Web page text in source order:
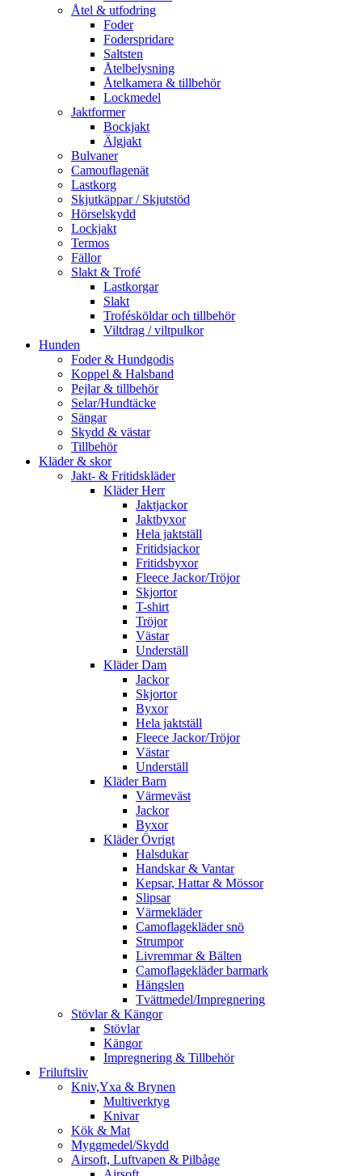
Åtel & utfodring
Foder
Foderspridare
Saltsten
Åtelbelysning
Åtelkamera & tillbehör
Lockmedel
Jaktformer
Bockjakt
Älgjakt
Bulvaner
Camouflagenät
Lastkorg
Skjutkäppar / Skjutstöd
Hörselskydd
Lockjakt
Termos
Fällor
Slakt & Trofé
Lastkorgar
Slakt
Trofésköldar och tillbehör
Viltdrag / viltpulkor
Hunden
Foder & Hundgodis
Koppel & Halsband
Pejlar & tillbehör
Selar/Hundtäcke
Sängar
Skydd & västar
Tillbehör
Kläder & skor
Jakt- & Fritidskläder
Kläder Herr
Jaktjackor
Jaktbyxor
Hela jaktställ
Fritidsjackor
Fritidsbyxor
Fleece Jackor/Tröjor
Skjortor
T-shirt
Tröjor
Västar
Underställ
Kläder Dam
Jackor
Skjortor
Byxor
Hela jaktställ
Fleece Jackor/Tröjor
Västar
Underställ
Kläder Barn
Värmeväst
Jackor
Byxor
Kläder Övrigt
Halsdukar
Handskar & Vantar
Kepsar, Hattar & Mössor
Slipsar
Värmekläder
Camoflagekläder snö
Strumpor
Livremmar & Bälten
Camoflagekläder barmark
Hängslen
Tvättmedel/Impregnering
Stövlar & Kängor
Stövlar
Kängor
Impregnering & Tillbehör
Friluftsliv
Kniv,Yxa & Brynen
Multiverktyg
Knivar
Kök & Mat
Myggmedel/Skydd
Airsoft, Luftvapen & Pilbåge